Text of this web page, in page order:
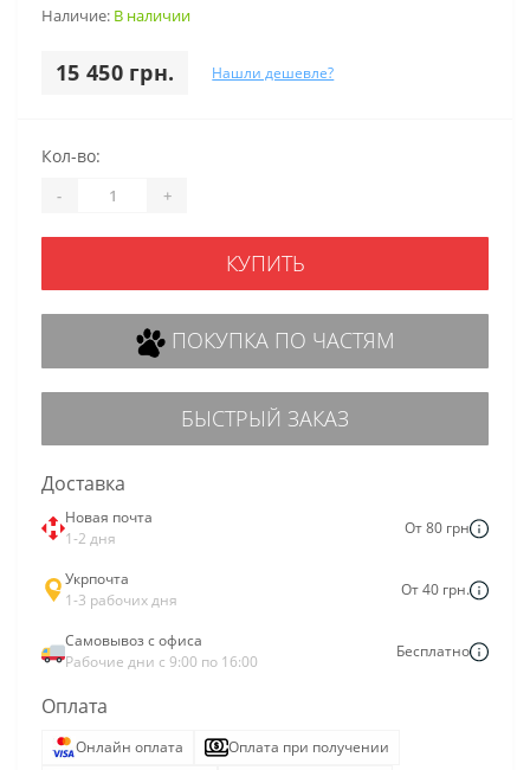
Наличие: В наличии
15 450 грн. Нашли дешевле?
Кол-во:
- +
КУПИТЬ
ПОКУПКА ПО ЧАСТЯМ
БЫСТРЫЙ ЗАКАЗ
Доставка
Новая почта
1-2 дня
От 80 грн
Укрпочта
1-3 рабочих дня
От 40 грн.
Самовывоз с офиса
Рабочие дни с 9:00 по 16:00
Бесплатно
Оплата
Онлайн оплата
Оплата при получении